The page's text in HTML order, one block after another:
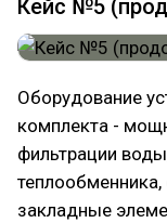
Кейс №5
Оборудование
комплекта -
фильтрации
теплообменника,
закладные